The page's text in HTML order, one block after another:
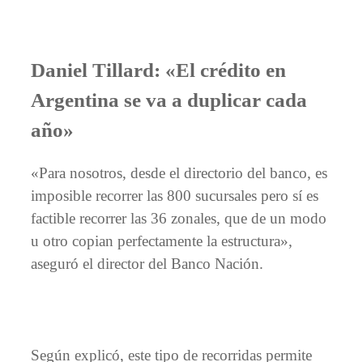
Daniel Tillard: «El crédito en
Argentina se va a duplicar cada
año»
«Para nosotros, desde el directorio del banco, es
imposible recorrer las 800 sucursales pero sí es
factible recorrer las 36 zonales, que de un modo
u otro copian perfectamente la estructura»,
aseguró el director del Banco Nación.
Según explicó, este tipo de recorridas permite